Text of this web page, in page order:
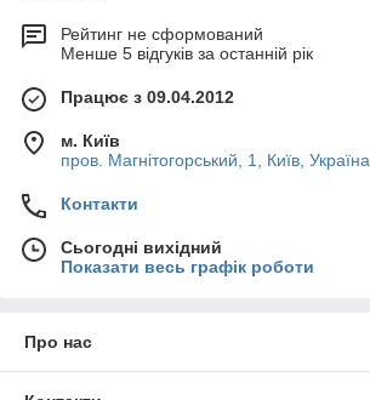
Рейтинг не сформований
Менше 5 відгуків за останній рік
Працює з 09.04.2012
м. Київ
пров. Магнітогорський, 1, Київ, Україна
Контакти
Сьогодні вихідний
Показати весь графік роботи
Про нас